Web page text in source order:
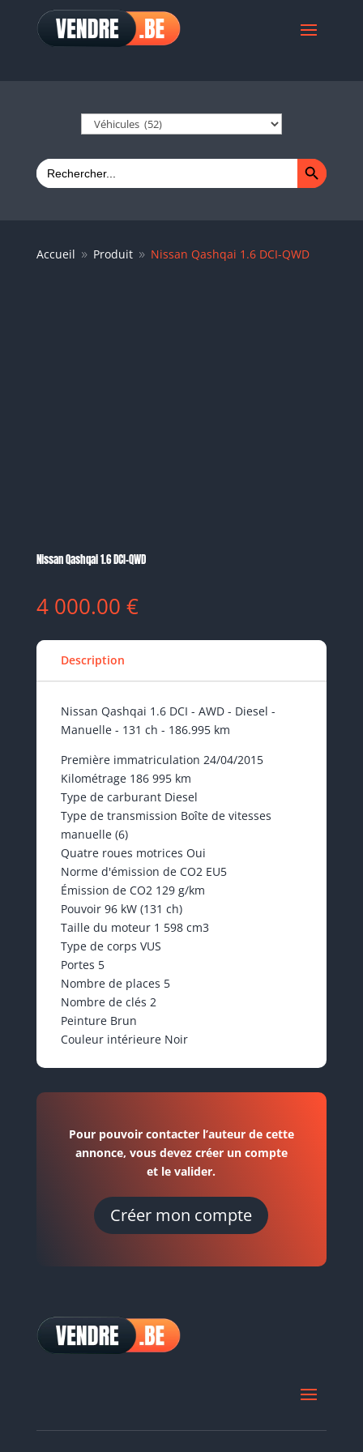
Search
for:
Search Button
Accueil 9 Produit 9 Nissan Qashqai 1.6 DCI-QWD
Nissan Qashqai 1.6 DCI-QWD
4 000.00 €
Description
Nissan Qashqai 1.6 DCI - AWD - Diesel -
Manuelle - 131 ch - 186.995 km
Première immatriculation 24/04/2015
Kilométrage 186 995 km
Type de carburant Diesel
Type de transmission Boîte de vitesses
manuelle (6)
Quatre roues motrices Oui
Norme d'émission de CO2 EU5
Émission de CO2 129 g/km
Pouvoir 96 kW (131 ch)
Taille du moteur 1 598 cm3
Type de corps VUS
Portes 5
Nombre de places 5
Nombre de clés 2
Peinture Brun
Couleur intérieure Noir
Pour pouvoir contacter l’auteur de cette
annonce, vous devez créer un compte
et le valider.
Créer mon compte